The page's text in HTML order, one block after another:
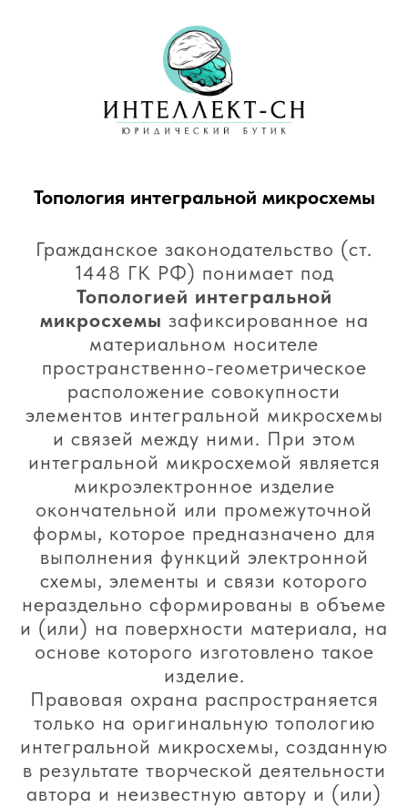
Топология интегральной микросхемы
Гражданское законодательство (ст.
1448 ГК РФ) понимает под
Топологией интегральной
микросхемы зафиксированное на
материальном носителе
пространственно-геометрическое
расположение совокупности
элементов интегральной микросхемы
и связей между ними. При этом
интегральной микросхемой является
микроэлектронное изделие
окончательной или промежуточной
формы, которое предназначено для
выполнения функций электронной
схемы, элементы и связи которого
нераздельно сформированы в объеме
и (или) на поверхности материала, на
основе которого изготовлено такое
изделие.
Правовая охрана распространяется
только на оригинальную топологию
интегральной микросхемы, созданную
в результате творческой деятельности
автора и неизвестную автору и (или)